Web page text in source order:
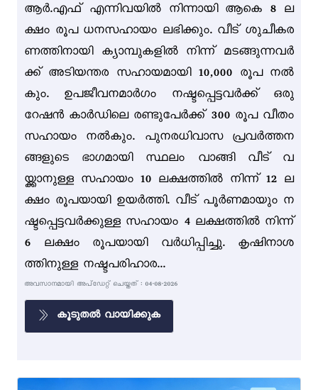
ആർ.എഫ് എന്നിവയിൽ നിന്നായി ആകെ 8 ല
ക്ഷം രൂപ ധനസഹായം ലഭിക്കും. വീട് ശുചീകര
ണത്തിനായി ക്യാമ്പുകളിൽ നിന്ന് മടങ്ങുന്നവർ
ക്ക് അടിയന്തര സഹായമായി 10,000 രൂപ നൽ
കും. ഉപജീവനമാർഗം നഷ്ടപ്പെട്ടവർക്ക് ഒരു
റേഷൻ കാർഡിലെ രണ്ടുപേർക്ക് 300 രൂപ വീതം
സഹായം നൽകും. പുനരധിവാസ പ്രവർത്തന
ങ്ങളുടെ ഭാഗമായി സ്ഥലം വാങ്ങി വീട് വ
യ്ക്കാനുള്ള സഹായം 10 ലക്ഷത്തിൽ നിന്ന് 12 ല
ക്ഷം രൂപയായി ഉയർത്തി. വീട് പൂർണമായും ന
ഷ്ടപ്പെട്ടവർക്കുള്ള സഹായം 4 ലക്ഷത്തിൽ നിന്ന്
6 ലക്ഷം രൂപയായി വർധിപ്പിച്ചു. കൃഷിനാശ
ത്തിനുള്ള നഷ്ടപരിഹാര...
അവസാനമായി അപ്ഡേറ്റ് ചെയ്തത് : 04-08-2026
കൂടുതൽ വായിക്കുക